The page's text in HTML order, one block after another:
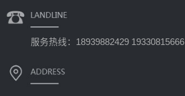
服务热线：18939882429 19330815666